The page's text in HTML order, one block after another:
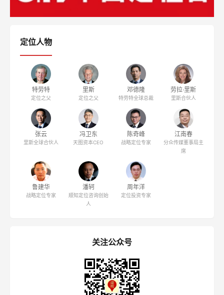
定位人物
特劳特
定位之父
里斯
定位之父
邓德隆
特劳特全球总裁
劳拉·里斯
里斯合伙人
张云
里斯全球合伙人
冯卫东
天图资本CEO
陈奇峰
战略定位专家
江南春
分众传媒董事局主
席
鲁建华
战略定位专家
潘轲
顺知定位咨询创始
人
周年洋
定位投资专家
关注公众号